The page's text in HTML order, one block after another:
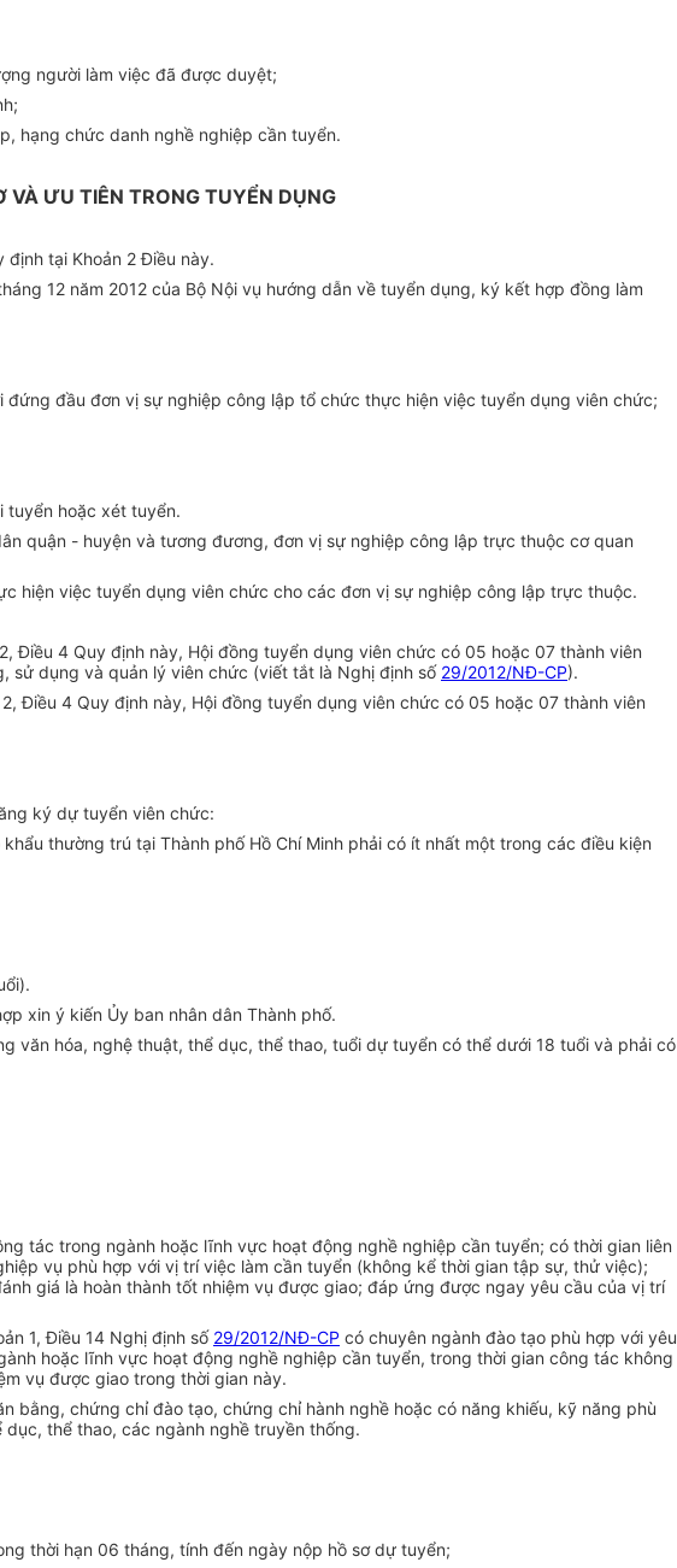
người làm việc đã được duyệt;
hạng chức danh nghề nghiệp cần tuyển.
VÀ ƯU TIÊN TRONG TUYỂN DỤNG
tại Khoản 2 Điều này.
12 năm 2012 của Bộ Nội vụ hướng dẫn về tuyển dụng, ký kết hợp đồng làm
đứng đầu đơn vị sự nghiệp công lập tổ chức thực hiện việc tuyển dụng viên chức;
hoặc xét tuyển.
quận - huyện và tương đương, đơn vị sự nghiệp công lập trực thuộc cơ quan
hiện việc tuyển dụng viên chức cho các đơn vị sự nghiệp công lập trực thuộc.
Điều 4 Quy định này, Hội đồng tuyển dụng viên chức có 05 hoặc 07 thành viên
sử dụng và quản lý viên chức (viết tắt là Nghị định số 29/2012/NĐ-CP).
Điều 4 Quy định này, Hội đồng tuyển dụng viên chức có 05 hoặc 07 thành viên
ký dự tuyển viên chức:
thường trú tại Thành phố Hồ Chí Minh phải có ít nhất một trong các điều kiện
xin ý kiến Ủy ban nhân dân Thành phố.
văn hóa, nghệ thuật, thể dục, thể thao, tuổi dự tuyển có thể dưới 18 tuổi và phải có
tác trong ngành hoặc lĩnh vực hoạt động nghề nghiệp cần tuyển; có thời gian liên
vụ phù hợp với vị trí việc làm cần tuyển (không kể thời gian tập sự, thử việc);
giá là hoàn thành tốt nhiệm vụ được giao; đáp ứng được ngay yêu cầu của vị trí
1, Điều 14 Nghị định số 29/2012/NĐ-CP có chuyên ngành đào tạo phù hợp với yêu
hoặc lĩnh vực hoạt động nghề nghiệp cần tuyển, trong thời gian công tác không
vụ được giao trong thời gian này.
bằng, chứng chỉ đào tạo, chứng chỉ hành nghề hoặc có năng khiếu, kỹ năng phù
thể thao, các ngành nghề truyền thống.
thời hạn 06 tháng, tính đến ngày nộp hồ sơ dự tuyển;